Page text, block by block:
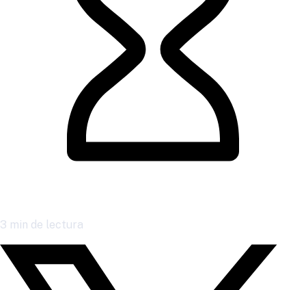
3 min de lectura